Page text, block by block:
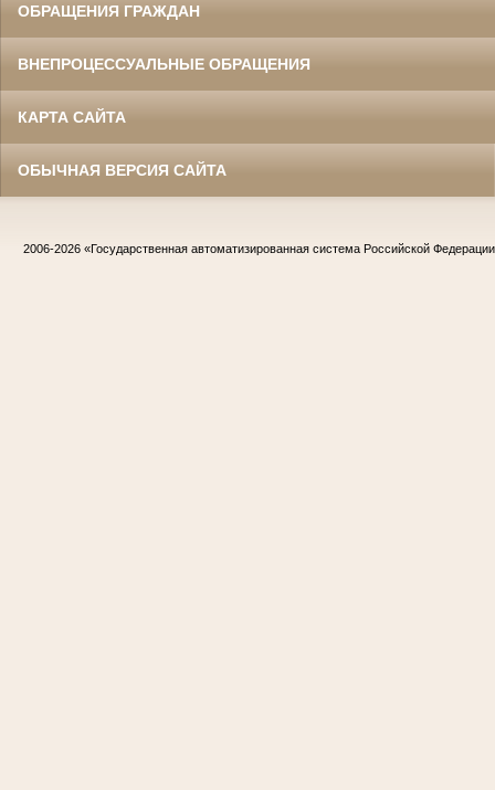
ОБРАЩЕНИЯ ГРАЖДАН
ВНЕПРОЦЕССУАЛЬНЫЕ ОБРАЩЕНИЯ
КАРТА САЙТА
ОБЫЧНАЯ ВЕРСИЯ САЙТА
2006-2026 «Государственная автоматизированная система Российской